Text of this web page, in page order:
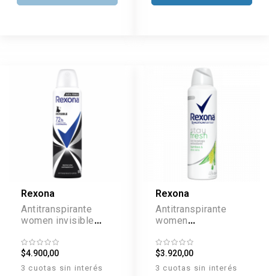
Rexona
Antitranspirante
women invisible
$4.900,00
3 cuotas sin interés
Rexona
Antitranspirante
women
aerosol x 150 ml
$3.920,00
3 cuotas sin interés